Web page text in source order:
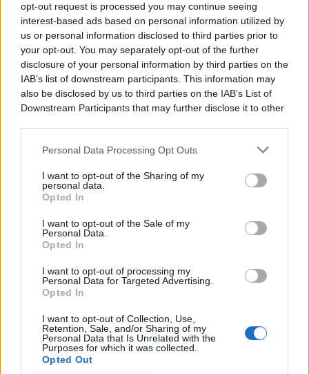
opt-out request is processed you may continue seeing
interest-based ads based on personal information utilized by
us or personal information disclosed to third parties prior to
your opt-out. You may separately opt-out of the further
disclosure of your personal information by third parties on the
IAB’s list of downstream participants. This information may
also be disclosed by us to third parties on the IAB’s List of
Downstream Participants that may further disclose it to other
Personal Data Processing Opt Outs
I want to opt-out of the Sharing of my
personal data.
Opted In
I want to opt-out of the Sale of my
Personal Data.
Opted In
I want to opt-out of processing my
Personal Data for Targeted Advertising.
Opted In
I want to opt-out of Collection, Use,
Retention, Sale, and/or Sharing of my
Personal Data that Is Unrelated with the
Purposes for which it was collected.
Opted Out
ακούτε το αμέσως προηγούμενο, 1-track άλμπουμ
τους, “Bleed” (2024, Northern Spy)
Ο Διεθνής Τύπος έχει γράψει:
Earth.” - New York Times
“No other group in the world sounds quite like The
Necks.” - The Times